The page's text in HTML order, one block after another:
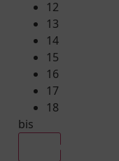
12
13
14
15
16
17
18
bis